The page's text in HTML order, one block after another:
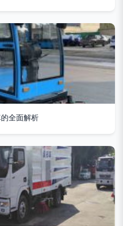
全面解析